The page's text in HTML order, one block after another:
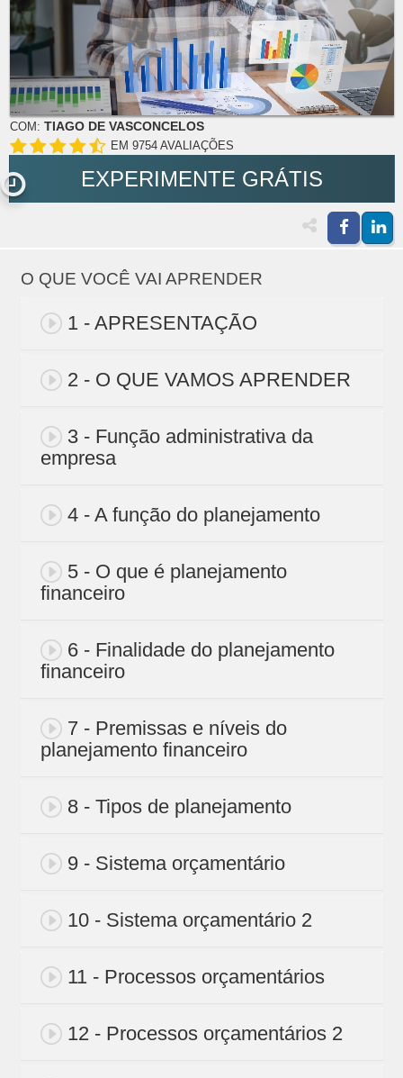
COM: TIAGO DE VASCONCELOS
EM 9754 AVALIAÇÕES
EXPERIMENTE GRÁTIS
O QUE VOCÊ VAI APRENDER
1 - APRESENTAÇÃO
2 - O QUE VAMOS APRENDER
3 - Função administrativa da
empresa
4 - A função do planejamento
5 - O que é planejamento
financeiro
6 - Finalidade do planejamento
financeiro
7 - Premissas e níveis do
planejamento financeiro
8 - Tipos de planejamento
9 - Sistema orçamentário
10 - Sistema orçamentário 2
11 - Processos orçamentários
12 - Processos orçamentários 2